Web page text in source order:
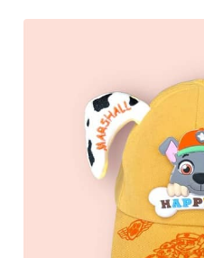
پواربینی
مسواک و خمیر دندان کودک
تب سنج نوزاد و کودک
رابط و پد سینه
دستگاه بخور سرد کودک